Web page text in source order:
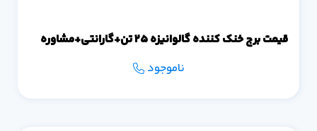
قیمت برج خنک کننده گالوانیزه 25 تن+گارانتی+مشاوره
ناموجود